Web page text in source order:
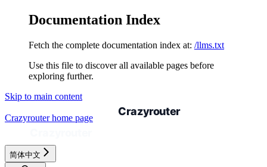
Documentation Index
Fetch the complete documentation index at: /llms.txt
Use this file to discover all available pages before
exploring further.
Skip to main content
Crazyrouterhome page
简体中文